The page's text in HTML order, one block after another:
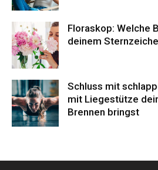
Floraskop: Welche
deinem
Schluss mit
mit Liegestütze
Brennen bringst